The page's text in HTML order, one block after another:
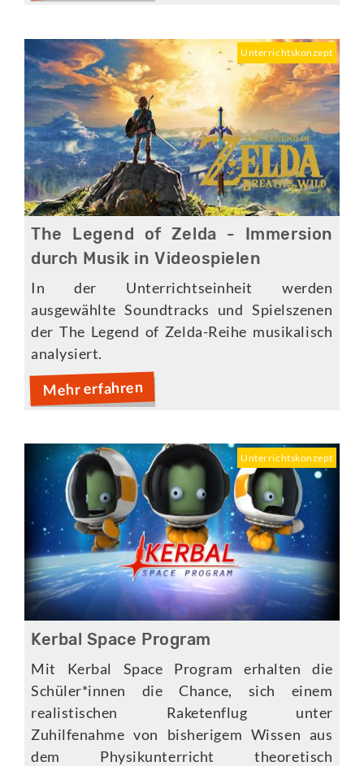
Unterrichtskonzept
The Legend of Zelda - Immersion
durch Musik in Videospielen
In der Unterrichtseinheit werden
ausgewählte Soundtracks und Spielszenen
der The Legend of Zelda-Reihe musikalisch
analysiert.
Mehr erfahren
Unterrichtskonzept
Kerbal Space Program
Mit Kerbal Space Program erhalten die
Schüler*innen die Chance, sich einem
realistischen Raketenflug unter
Zuhilfenahme von bisherigem Wissen aus
dem Physikunterricht theoretisch